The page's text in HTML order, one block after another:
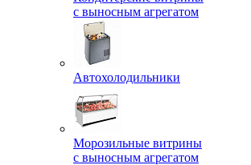
с выносным агрегатом
Автохолодильники
Морозильные витрины
с выносным агрегатом